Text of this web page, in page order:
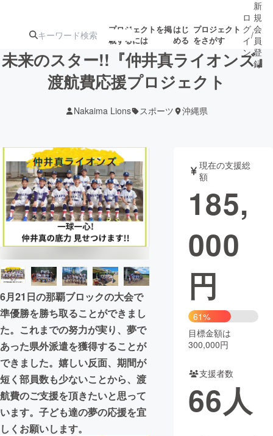
プロジェクトを掲
載するには
はじ
める
プロジェクト
をさがす
ターン
ジェクト
募集終了が近いプ
ロジェクト
アート・写真 音楽
テクノロジー・ガジェット ゲーム・サ
映像・映画
ビジネス・起業
まちづくり・地域活性化
CAMPFIRE for Social Good
CAMPFIRE Creation
CAMPFIREふるさと納税machi-ya コミュニティ
ロ
グ
イ
ン
/
新
規
会
員
登
録
未来のスター!!『仲井真ライオンズ』
渡航費応援プロジェクト
Nakaima Lions スポーツ 沖縄県
6月21日の那覇ブロックの大会で
準優勝を勝ち取ることができまし
た。これまでの努力が実り、夢で
あった県外派遣を獲得することが
できました。嬉しい反面、期間が
短く部員数も少ないことから、渡
航費のご支援を頂きたいと思って
います。子ども達の夢の応援を宜
しくお願いします。
現在の支援総
額
185,
000
円
61%
目標金額は
300,000円
支援者数
66人